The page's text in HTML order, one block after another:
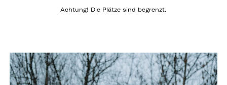
Achtung! Die Plätze sind begrenzt.